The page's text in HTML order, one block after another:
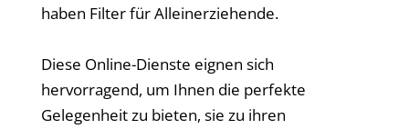
haben Filter für Alleinerziehende.
Diese Online-Dienste eignen sich
hervorragend, um Ihnen die perfekte
Gelegenheit zu bieten, sie zu ihren